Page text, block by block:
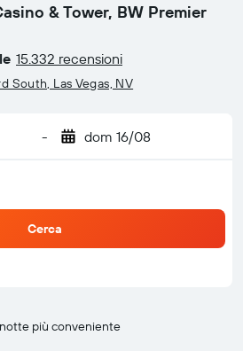
& Tower, BW Premier
15.332 recensioni
South, Las Vegas, NV
- dom 16/08
Cerca
più conveniente